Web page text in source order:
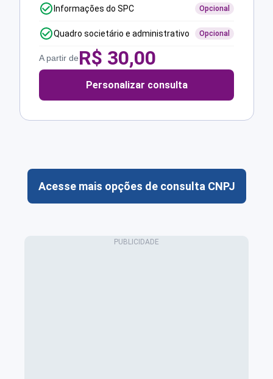
Informações do SPC Opcional
Quadro societário e administrativo Opcional
A partir deR$ 30,00
Personalizar consulta
Acesse mais opções de consulta CNPJ